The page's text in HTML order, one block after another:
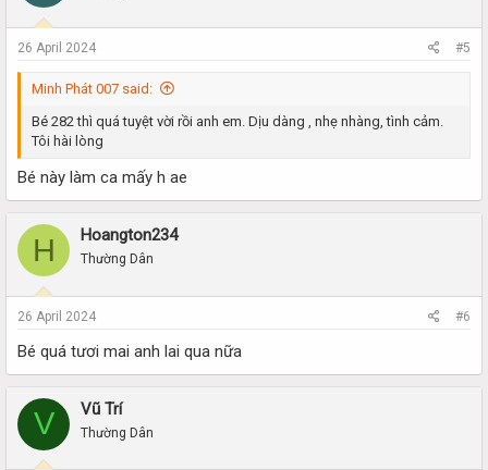
26 April 2024 #5
Minh Phát 007 said:
Bé 282 thì quá tuyệt vời rồi anh em. Dịu dàng , nhẹ nhàng, tình cảm.
Tôi hài lòng
Bé này làm ca mấy h ae
H Hoangton234
Thường Dân
26 April 2024 #6
Bé quá tươi mai anh lai qua nữa
V Vũ Trí
Thường Dân